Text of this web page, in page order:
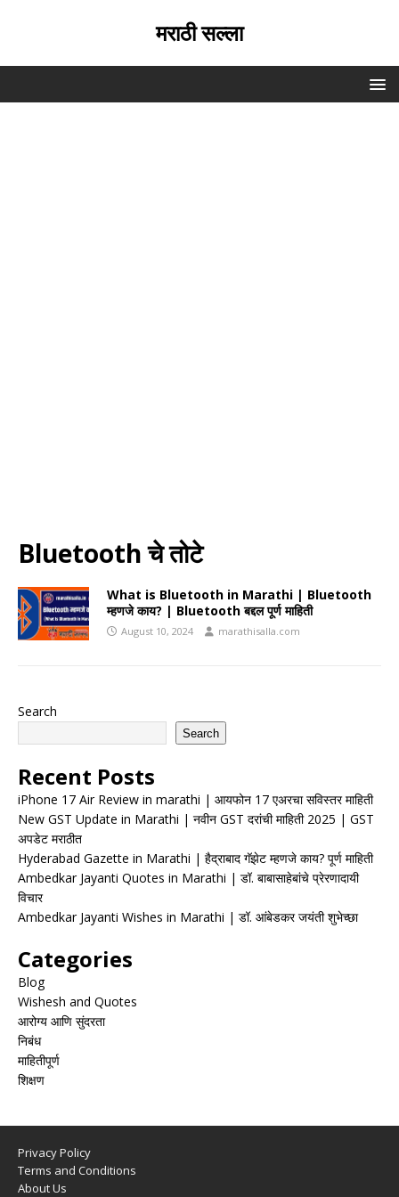
मराठी सल्ला
Bluetooth चे तोटे
What is Bluetooth in Marathi | Bluetooth
म्हणजे काय? | Bluetooth बद्दल पूर्ण माहिती
August 10, 2024 marathisalla.com
Search
Search
Recent Posts
iPhone 17 Air Review in marathi | आयफोन 17 एअरचा सविस्तर माहिती
New GST Update in Marathi | नवीन GST दरांची माहिती 2025 | GST
अपडेट मराठीत
Hyderabad Gazette in Marathi | हैद्राबाद गॅझेट म्हणजे काय? पूर्ण माहिती
Ambedkar Jayanti Quotes in Marathi | डॉ. बाबासाहेबांचे प्रेरणादायी
विचार
Ambedkar Jayanti Wishes in Marathi | डॉ. आंबेडकर जयंती शुभेच्छा
Categories
Blog
Wishesh and Quotes
आरोग्य आणि सुंदरता
निबंध
माहितीपूर्ण
शिक्षण
Privacy Policy
Terms and Conditions
About Us